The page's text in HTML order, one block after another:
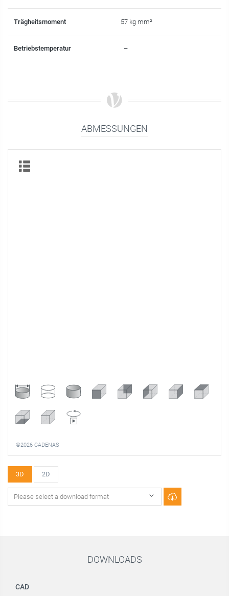
Trägheitsmoment 57 kg mm²
Betriebstemperatur –
ABMESSUNGEN
©2026 CADENAS
3D 2D
DOWNLOADS
CAD